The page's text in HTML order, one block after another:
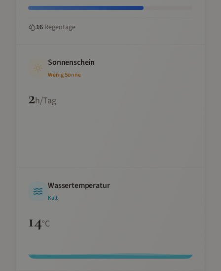
16 Regentage
Sonnenschein
Wenig Sonne
2h/Tag
Wassertemperatur
Kalt
14°C